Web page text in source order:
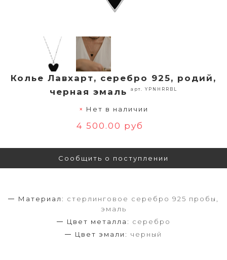
Колье Лавхарт, серебро 925, родий,
черная эмаль
арт. YPNHRRBL
Нет в наличии
4 500.00 руб
Сообщить о поступлении
Материал: стерлинговое серебро 925 пробы,
эмаль
Цвет металла: серебро
Цвет эмали: черный